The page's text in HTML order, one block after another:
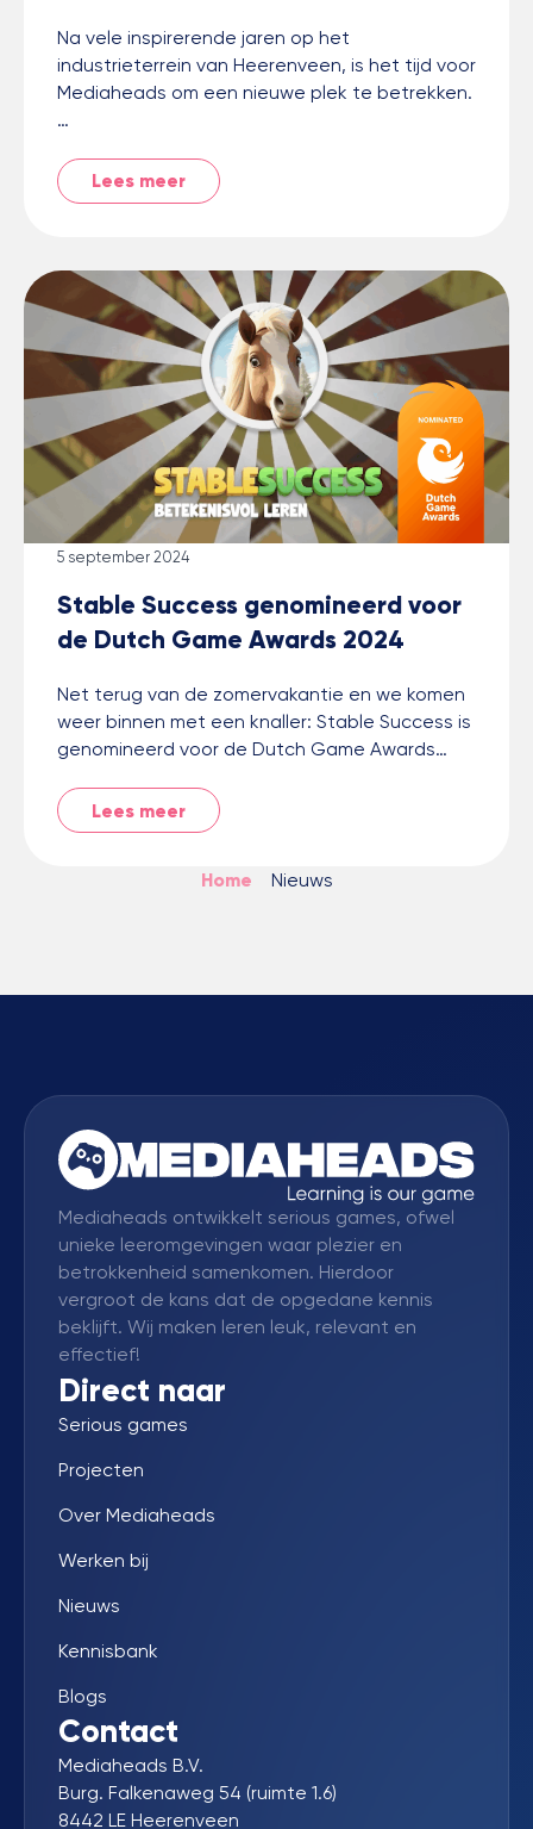
Na vele inspirerende jaren op het
industrieterrein van Heerenveen, is het tijd voor
Mediaheads om een nieuwe plek te betrekken.
…
Lees meer
Stable Success genomineerd voor
de Dutch Game Awards 2024
5 september 2024
Net terug van de zomervakantie en we komen
weer binnen met een knaller: Stable Success is
genomineerd voor de Dutch Game Awards…
Lees meer
Home Nieuws
Mediaheads ontwikkelt serious games, ofwel
unieke leeromgevingen waar plezier en
betrokkenheid samenkomen. Hierdoor
vergroot de kans dat de opgedane kennis
beklijft. Wij maken leren leuk, relevant en
effectief!
Direct naar
Serious games
Projecten
Over Mediaheads
Werken bij
Nieuws
Kennisbank
Blogs
Contact
Mediaheads B.V.
Burg. Falkenaweg 54 (ruimte 1.6)
8442 LE Heerenveen